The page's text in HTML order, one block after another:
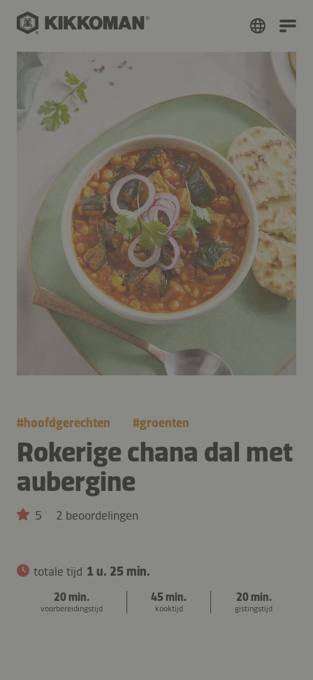
#hoofdgerechten #groenten
Rokerige chana dal met
aubergine
5 2 beoordelingen
totale tijd 1 u. 25 min.
20 min.
voorbereidingstijd
45 min.
kooktijd
20 min.
gistingstijd